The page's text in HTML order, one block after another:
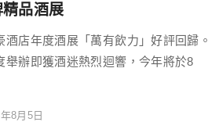
品酒展
酒店年度酒展「萬有飲力」好評回歸。
舉辦即獲酒迷熱烈迴響，今年將於8
8月5日